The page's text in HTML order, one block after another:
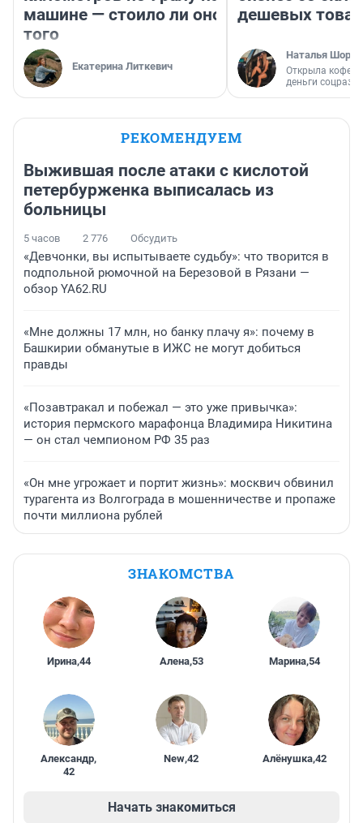
машине — стоило ли оно
того
Екатерина Литкевич
дешевых
Наталья
Открыла
деньги
РЕКОМЕНДУЕМ
Выжившая после атаки с кислотой
петербурженка выписалась из
больницы
5 часов 2 776 Обсудить
«Девчонки, вы испытываете судьбу»: что творится в
подпольной рюмочной на Березовой в Рязани —
обзор YA62.RU
«Мне должны 17 млн, но банку плачу я»: почему в
Башкирии обманутые в ИЖС не могут добиться
правды
«Позавтракал и побежал — это уже привычка»:
история пермского марафонца Владимира Никитина
— он стал чемпионом РФ 35 раз
«Он мне угрожает и портит жизнь»: москвич обвинил
турагента из Волгограда в мошенничестве и пропаже
почти миллиона рублей
ЗНАКОМСТВА
Ирина,44 Алена,53 Марина,54
Александр,
42
New,42 Алёнушка,42
Начать знакомиться